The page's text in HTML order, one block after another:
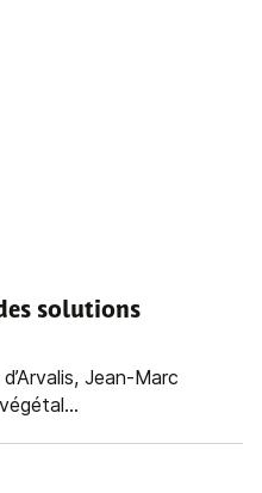
solutions
Jean-Marc